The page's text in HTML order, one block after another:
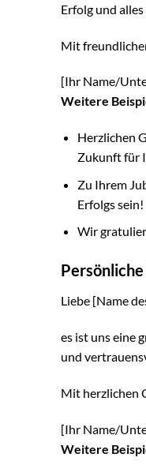
Erfolg und
Mit
[Ihr Name/
Weitere
Herzlichen
Zukunft für
Zu Ihrem
Erfolgs sein!
Wir
Liebe [Name
es ist uns eine
und
Mit herzlichen
[Ihr Name/
Weitere